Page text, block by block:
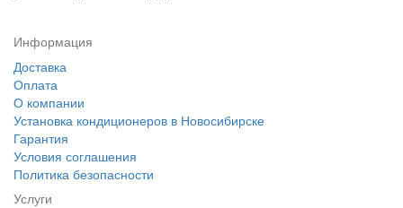
Информация
Доставка
Оплата
О компании
Установка кондиционеров в Новосибирске
Гарантия
Условия соглашения
Политика безопасности
Услуги